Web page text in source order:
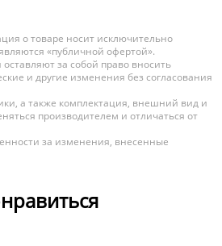
о товаре носит исключительно
«публичной офертой».
за собой право вносить
и другие изменения без согласования
а также комплектация, внешний вид и
производителем и отличаться от
за изменения, внесенные